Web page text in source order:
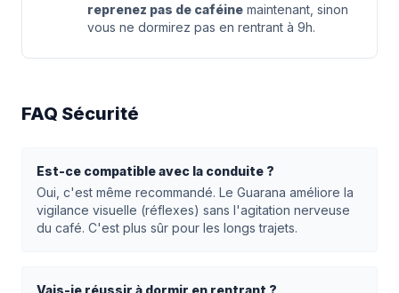
reprenez pas de caféine maintenant, sinon
vous ne dormirez pas en rentrant à 9h.
FAQ Sécurité
Est-ce compatible avec la conduite ?
Oui, c'est même recommandé. Le Guarana améliore la
vigilance visuelle (réflexes) sans l'agitation nerveuse
du café. C'est plus sûr pour les longs trajets.
Vais-je réussir à dormir en rentrant ?